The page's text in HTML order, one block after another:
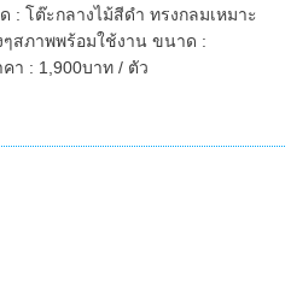
: โต๊ะกลางไม้สีดำ ทรงกลมเหมาะ
สภาพพร้อมใช้งาน ขนาด :
า : 1,900บาท / ตัว